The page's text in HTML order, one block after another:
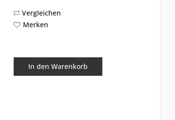
Vergleichen
Merken
In den Warenkorb